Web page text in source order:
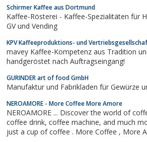
Schirmer Kaffee aus Dortmund
Kaffee-Rösterei - Kaffee-Spezialitäten für Handel,
GV und Vending
KPV Kaffeeproduktions- und
mavey Kaffee-Kompetenz aus Tradition
handgeröstet nach Auftragseingang!
GURINDER art of food GmbH
Manufaktur und Fabrikladen für Gewürze
NEROAMORE - More Coffee More Amore
NEROAMORE ... Discover the world of coffee, instant
coffee drink, coffee machine, and much more ... All you need is
just a cup of coffee .